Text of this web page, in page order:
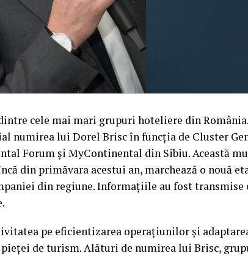
cele mai mari grupuri hoteliere din România.
numirea lui Dorel Brisc în funcția de Cluster
Forum și MyContinental din Sibiu. Această
din primăvara acestui an, marchează o nouă
din regiune. Informațiile au fost transmise
pe eficientizarea operațiunilor și
de turism. Alături de numirea lui Brisc,